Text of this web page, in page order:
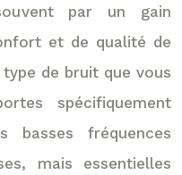
par un gain
et de qualité de
de bruit que vous
spécifiquement
basses fréquences
mais essentielles